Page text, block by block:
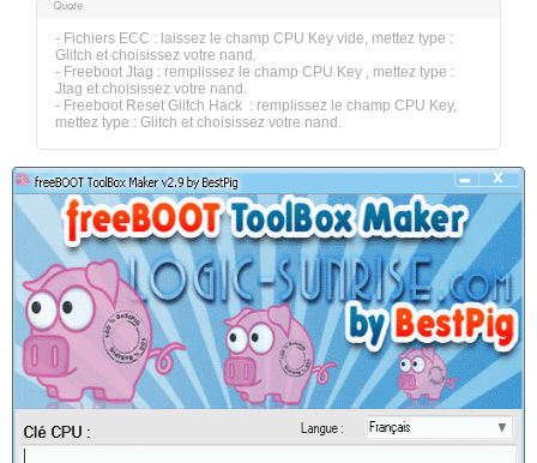
- Fichiers ECC : laissez le champ CPU Key vide, mettez type :
Glitch et choisissez votre nand.
- Freeboot Jtag : remplissez le champ CPU Key , mettez type :
Jtag et choisissez votre nand.
- Freeboot Reset Glitch Hack : remplissez le champ CPU Key,
mettez type : Glitch et choisissez votre nand.